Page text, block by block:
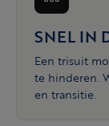
SNEL IN
Een trisuit
te hinderen.
en transitie.